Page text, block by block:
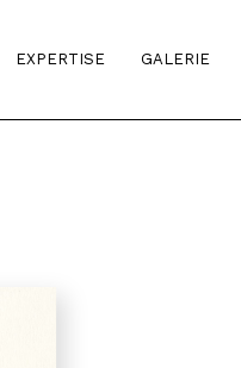
EXPERTISE GALERIE